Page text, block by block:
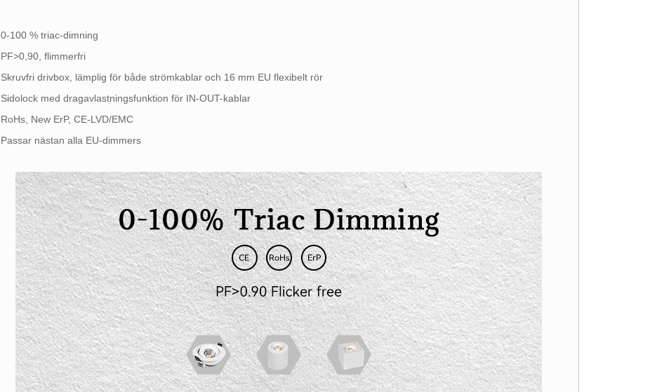
100 % triac-dimning
flimmerfri
drivbox, lämplig för både strömkablar och 16 mm EU flexibelt rör
med dragavlastningsfunktion för IN-OUT-kablar
New ErP, CE-LVD/EMC
nästan alla EU-dimmers